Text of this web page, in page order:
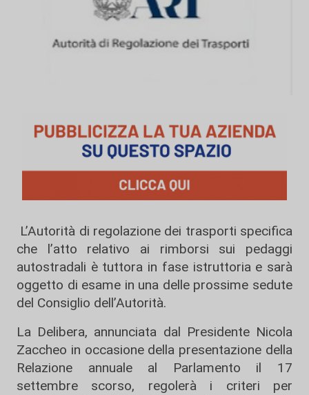
L’Autorità di regolazione dei trasporti specifica
che l’atto relativo ai rimborsi sui pedaggi
autostradali è tuttora in fase istruttoria e sarà
oggetto di esame in una delle prossime sedute
del Consiglio dell’Autorità.
La Delibera, annunciata dal Presidente Nicola
Zaccheo in occasione della presentazione della
Relazione annuale al Parlamento il 17
settembre scorso, regolerà i criteri per